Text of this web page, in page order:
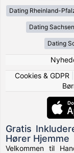
Dating Rheinland-
Dating Sachsen
Dating
Cookies & GDPR
Gratis
Hører Hjemme
Velkommen til